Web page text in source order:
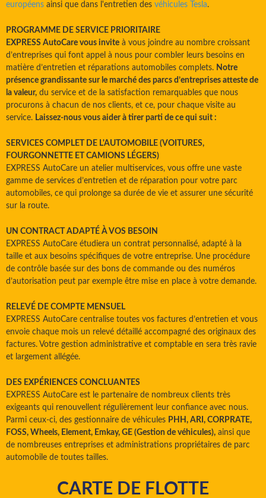
européens ainsi que dans l'entretien des véhicules Tesla.
PROGRAMME DE SERVICE PRIORITAIRE
EXPRESS AutoCare vous invite à vous joindre au nombre croissant
d’entreprises qui font appel à nous pour combler leurs besoins en
matière d’entretien et réparations automobiles complets. Notre
présence grandissante sur le marché des parcs d’entreprises atteste de
la valeur, du service et de la satisfaction remarquables que nous
procurons à chacun de nos clients, et ce, pour chaque visite au
service. Laissez-nous vous aider à tirer parti de ce qui suit :
SERVICES COMPLET DE L'AUTOMOBILE (VOITURES,
FOURGONNETTE ET CAMIONS LÉGERS)
EXPRESS AutoCare un atelier multiservices, vous offre une vaste
gamme de services d’entretien et de réparation pour votre parc
automobiles, ce qui prolonge sa durée de vie et assurer une sécurité
sur la route.
UN CONTRACT ADAPTÉ À VOS BESOIN
EXPRESS AutoCare étudiera un contrat personnalisé, adapté à la
taille et aux besoins spécifiques de votre entreprise. Une procédure
de contrôle basée sur des bons de commande ou des numéros
d’autorisation peut par exemple être mise en place à votre demande.
RELEVÉ DE COMPTE MENSUEL
EXPRESS AutoCare centralise toutes vos factures d’entretien et vous
envoie chaque mois un relevé détaillé accompagné des originaux des
factures. Votre gestion administrative et comptable en sera très ravie
et largement allégée.
DES EXPÉRIENCES CONCLUANTES
EXPRESS AutoCare est le partenaire de nombreux clients très
exigeants qui renouvellent régulièrement leur confiance avec nous.
Parmi ceux-ci, des gestionnaire de véhicules PHH, ARI, CORPRATE,
FOSS, Wheels, Element, Emkay, GE (Gestion de véhicules), ainsi que
de nombreuses entreprises et administrations propriétaires de parc
automobile de toutes tailles.
CARTE DE FLOTTE